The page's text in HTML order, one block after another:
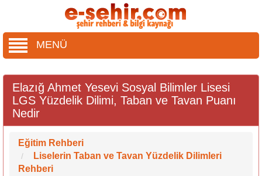
MENÜ
Elazığ Ahmet Yesevi Sosyal Bilimler Lisesi
LGS Yüzdelik Dilimi, Taban ve Tavan Puanı
Nedir
Eğitim Rehberi
Liselerin Taban ve Tavan Yüzdelik Dilimleri
Rehberi